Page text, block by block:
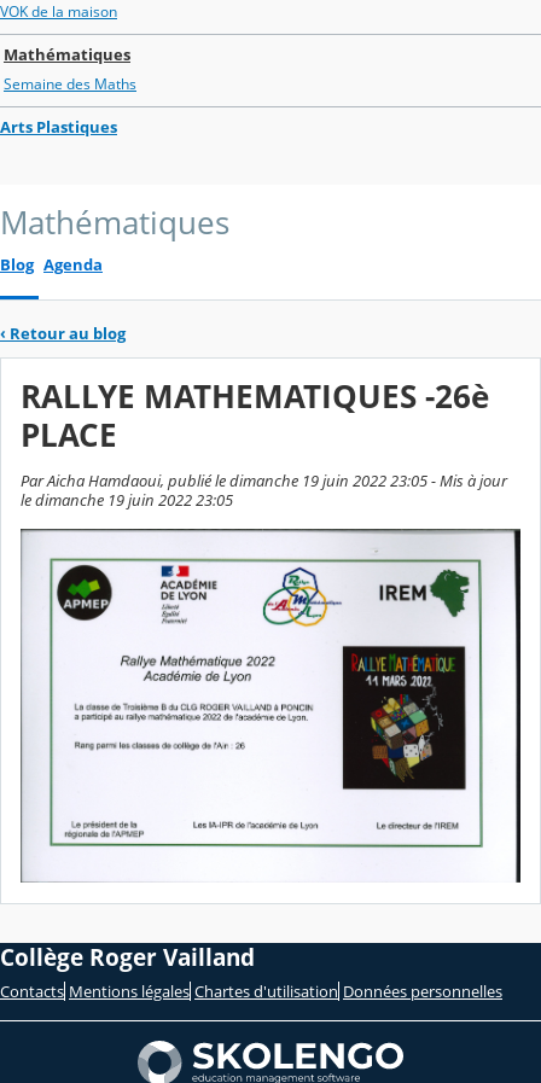
VOK de la maison
Mathématiques
Semaine des Maths
Arts Plastiques
Mathématiques
Blog Agenda
‹ Retour au blog
RALLYE MATHEMATIQUES -26è
PLACE
Par Aicha Hamdaoui, publié le dimanche 19 juin 2022 23:05 - Mis à jour
le dimanche 19 juin 2022 23:05
Collège Roger Vailland
Contacts Mentions légales Chartes d'utilisation Données personnelles